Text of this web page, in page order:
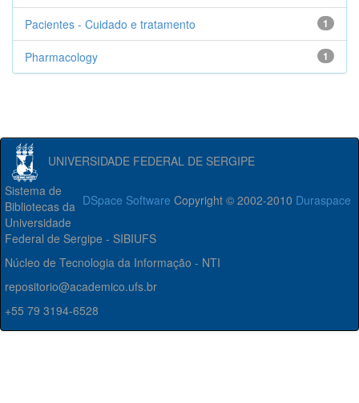
1
Pacientes - Cuidado e tratamento
1
Pharmacology
UNIVERSIDADE FEDERAL DE SERGIPE
DSpace Software Copyright © 2002-2010 Duraspace
Sistema de
Bibliotecas da
Universidade
Federal de Sergipe - SIBIUFS
Núcleo de Tecnologia da Informação - NTI
repositorio@academico.ufs.br
+55 79 3194-6528